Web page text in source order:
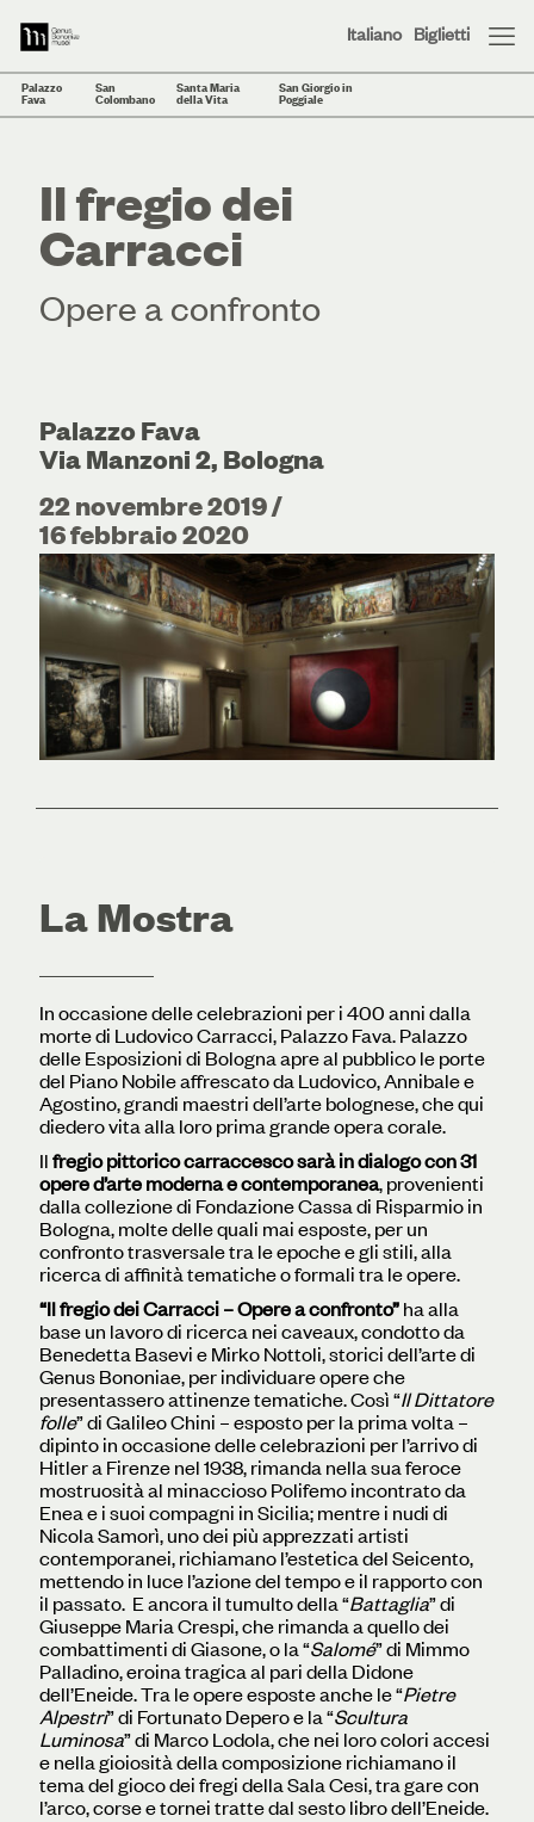
Palazzo
Fava
San
Colombano
Santa Maria
della Vita
San Giorgio in
Poggiale
Italiano Biglietti
Il fregio dei
Carracci
Opere a confronto
Palazzo Fava
Via Manzoni 2, Bologna
22 novembre 2019 /
16 febbraio 2020
La Mostra
In occasione delle celebrazioni per i 400 anni dalla
morte di Ludovico Carracci, Palazzo Fava. Palazzo
delle Esposizioni di Bologna apre al pubblico le porte
del Piano Nobile affrescato da Ludovico, Annibale e
Agostino, grandi maestri dell’arte bolognese, che qui
diedero vita alla loro prima grande opera corale.
Ilfregio pittorico carraccesco sarà in dialogo con 31
opere d’arte moderna e contemporanea, provenienti
dalla collezione di Fondazione Cassa di Risparmio in
Bologna, molte delle quali mai esposte, per un
confronto trasversale tra le epoche e gli stili, alla
ricerca di affinità tematiche o formali tra le opere.
“Il fregio dei Carracci – Opere a confronto”ha alla
base un lavoro di ricerca nei caveaux, condotto da
Benedetta Basevi e Mirko Nottoli, storici dell’arte di
Genus Bononiae, per individuare opere che
presentassero attinenze tematiche. Così “Il Dittatore
folle” di Galileo Chini – esposto per la prima volta –
dipinto in occasione delle celebrazioni per l’arrivo di
Hitler a Firenze nel 1938, rimanda nella sua feroce
mostruosità al minaccioso Polifemo incontrato da
Enea e i suoi compagni in Sicilia; mentre i nudi di
Nicola Samorì, uno dei più apprezzati artisti
contemporanei, richiamano l’estetica del Seicento,
mettendo in luce l’azione del tempo e il rapporto con
il passato. E ancora il tumulto della “Battaglia” di
Giuseppe Maria Crespi, che rimanda a quello dei
combattimenti di Giasone, o la “Salomé” di Mimmo
Palladino, eroina tragica al pari della Didone
dell’Eneide. Tra le opere esposte anche le “Pietre
Alpestri” di Fortunato Depero e la “Scultura
Luminosa” di Marco Lodola, che nei loro colori accesi
e nella gioiosità della composizione richiamano il
tema del gioco dei fregi della Sala Cesi, tra gare con
l’arco, corse e tornei tratte dal sesto libro dell’Eneide.